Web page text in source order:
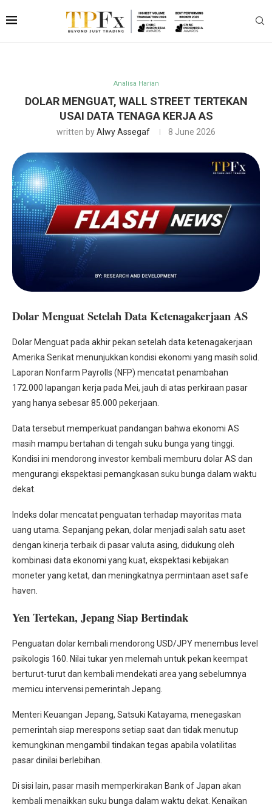
Analisa Harian
DOLAR MENGUAT, WALL STREET TERTEKAN
USAI DATA TENAGA KERJA AS
written byAlwy Assegaf 8 June 2026
Dolar Menguat Setelah Data Ketenagakerjaan AS
Dolar Menguat pada akhir pekan setelah data ketenagakerjaan
Amerika Serikat menunjukkan kondisi ekonomi yang masih solid.
Laporan Nonfarm Payrolls (NFP) mencatat penambahan
172.000 lapangan kerja pada Mei, jauh di atas perkiraan pasar
yang hanya sebesar 85.000 pekerjaan.
Data tersebut memperkuat pandangan bahwa ekonomi AS
masih mampu bertahan di tengah suku bunga yang tinggi.
Kondisi ini mendorong investor kembali memburu dolar AS dan
mengurangi ekspektasi pemangkasan suku bunga dalam waktu
dekat.
Indeks dolar mencatat penguatan terhadap mayoritas mata
uang utama. Sepanjang pekan, dolar menjadi salah satu aset
dengan kinerja terbaik di pasar valuta asing, didukung oleh
kombinasi data ekonomi yang kuat, ekspektasi kebijakan
moneter yang ketat, dan meningkatnya permintaan aset safe
haven.
Yen Tertekan, Jepang Siap Bertindak
Penguatan dolar kembali mendorong USD/JPY menembus level
psikologis 160. Nilai tukar yen melemah untuk pekan keempat
berturut-turut dan kembali mendekati area yang sebelumnya
memicu intervensi pemerintah Jepang.
Menteri Keuangan Jepang, Satsuki Katayama, menegaskan
pemerintah siap merespons setiap saat dan tidak menutup
kemungkinan mengambil tindakan tegas apabila volatilitas
pasar dinilai berlebihan.
Di sisi lain, pasar masih memperkirakan Bank of Japan akan
kembali menaikkan suku bunga dalam waktu dekat. Kenaikan